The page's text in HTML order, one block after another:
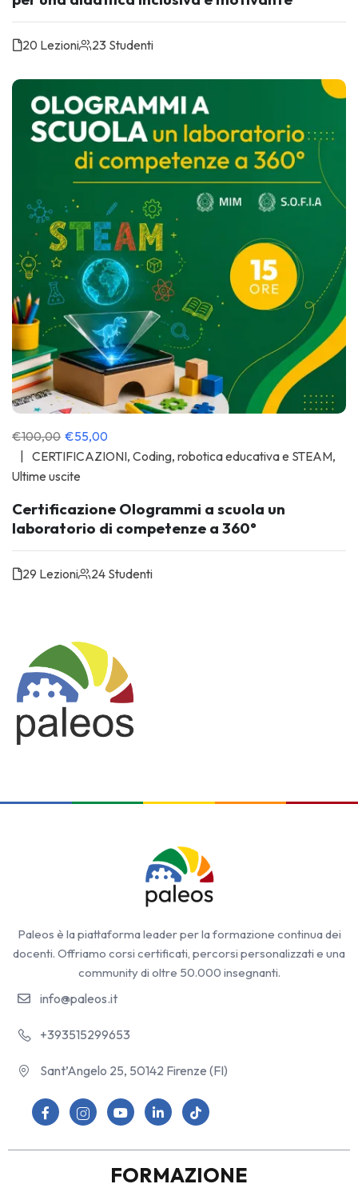
20 Lezioni 23 Studenti
€100,00 €55,00
CERTIFICAZIONI, Coding, robotica educativa e STEAM,
Ultime uscite
Certificazione Ologrammi a scuola un
laboratorio di competenze a 360°
29 Lezioni 24 Studenti
Paleos è la piattaforma leader per la formazione continua dei
docenti. Offriamo corsi certificati, percorsi personalizzati e una
community di oltre 50.000 insegnanti.
info@paleos.it
+393515299653
Sant’Angelo 25, 50142 Firenze (FI)
FORMAZIONE